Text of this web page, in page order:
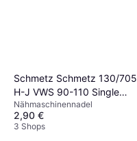
Schmetz Schmetz 130/705
H-J VWS 90-110 Single
Sewing Needle
Nähmaschinennadel
2,90 €
3 Shops